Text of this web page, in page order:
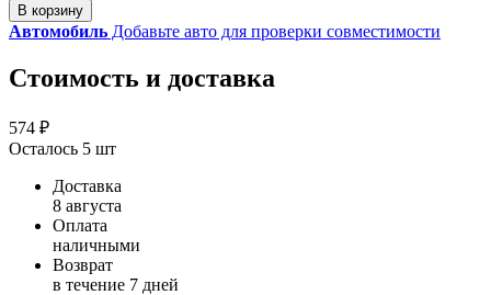
В корзину
Автомобиль Добавьте авто для проверки совместимости
Стоимость и доставка
574 ₽
Осталось 5 шт
Доставка
8 августа
Оплата
наличными
Возврат
в течение 7 дней